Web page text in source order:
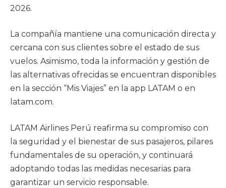
2026.
La compañía mantiene una comunicación directa y
cercana con sus clientes sobre el estado de sus
vuelos. Asimismo, toda la información y gestión de
las alternativas ofrecidas se encuentran disponibles
en la sección “Mis Viajes” en la app LATAM o en
latam.com.
LATAM Airlines Perú reafirma su compromiso con
la seguridad y el bienestar de sus pasajeros, pilares
fundamentales de su operación, y continuará
adoptando todas las medidas necesarias para
garantizar un servicio responsable.